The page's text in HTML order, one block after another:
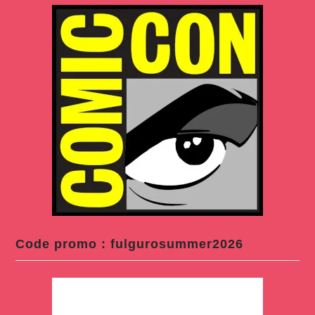
Code promo : fulgurosummer2026